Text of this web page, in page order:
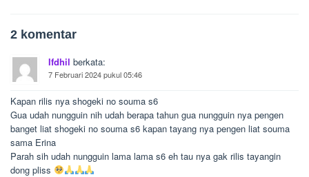
2 komentar
Ifdhil berkata:
7 Februari 2024 pukul 05:46
Kapan rilis nya shogeki no souma s6
Gua udah nungguin nih udah berapa tahun gua nungguin nya pengen
banget liat shogeki no souma s6 kapan tayang nya pengen liat souma
sama Erina
Parah sih udah nungguin lama lama s6 eh tau nya gak rilis tayangin
dong pliss